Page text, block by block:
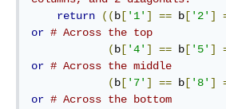
return
(( b [ '1' ] == b [ '2' ]
or # Across the top
( b [ '4' ] == b [ '5' ]
or # Across the middle
( b [ '7' ] == b [ '8' ]
or # Across the bottom